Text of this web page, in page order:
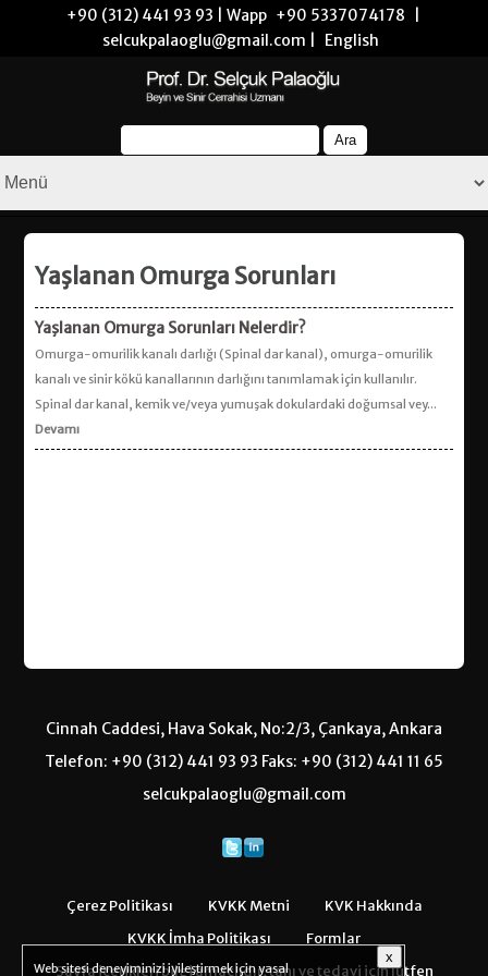
+90 (312) 441 93 93 | Wapp +90 5337074178
selcukpalaoglu@gmail.com |
English
Yaşlanan Omurga Sorunları
Yaşlanan Omurga Sorunları Nelerdir?
Omurga-omurilik kanalı darlığı (Spinal dar kanal), omurga-omurilik
kanalı ve sinir kökü kanallarının darlığını tanımlamak için kullanılır.
Spinal dar kanal, kemik ve/veya yumuşak dokulardaki doğumsal vey...
Devamı
Cinnah Caddesi, Hava Sokak, No:2/3, Çankaya, Ankara
Telefon: +90 (312) 441 93 93 Faks: +90 (312) 441 11 65
selcukpalaoglu@gmail.com
Çerez Politikası KVKK Metni
KVK Hakkında
KVKK İmha Politikası
Formlar
Sayfa içerikleri bilgi amaçlıdır, tanı ve tedavi için lütfen
Web sitesi deneyiminizi iyileştirmek için yasal
x